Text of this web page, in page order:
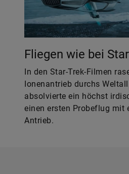
Fliegen wie bei
In den Star-Trek-Filmen
Ionenantrieb durchs
absolvierte ein höchst
einen ersten Probeflug mit
Antrieb.